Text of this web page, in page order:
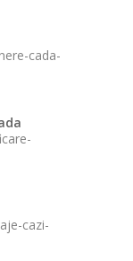
cada-
cazi-